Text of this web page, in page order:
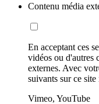
Contenu média
En acceptant ces
vidéos ou d'autres
externes. Avec
suivants sur ce site
Vimeo, YouTube